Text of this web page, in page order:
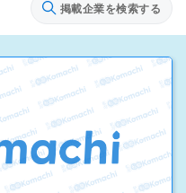
掲載企業を検索する